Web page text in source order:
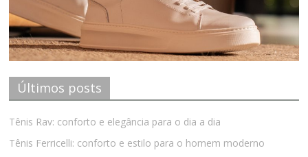
Últimos posts
Tênis Rav: conforto e elegância para o dia a dia
Tênis Ferricelli: conforto e estilo para o homem moderno